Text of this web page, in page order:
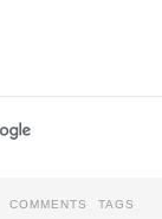
COMMENTS TAGS